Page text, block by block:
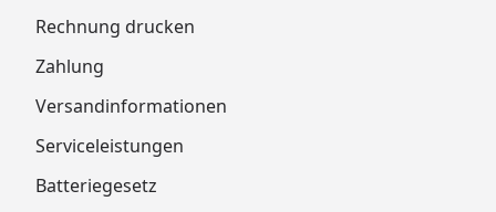
Rechnung drucken
Zahlung
Versandinformationen
Serviceleistungen
Batteriegesetz